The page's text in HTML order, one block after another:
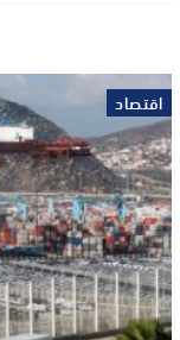
اقتصاد